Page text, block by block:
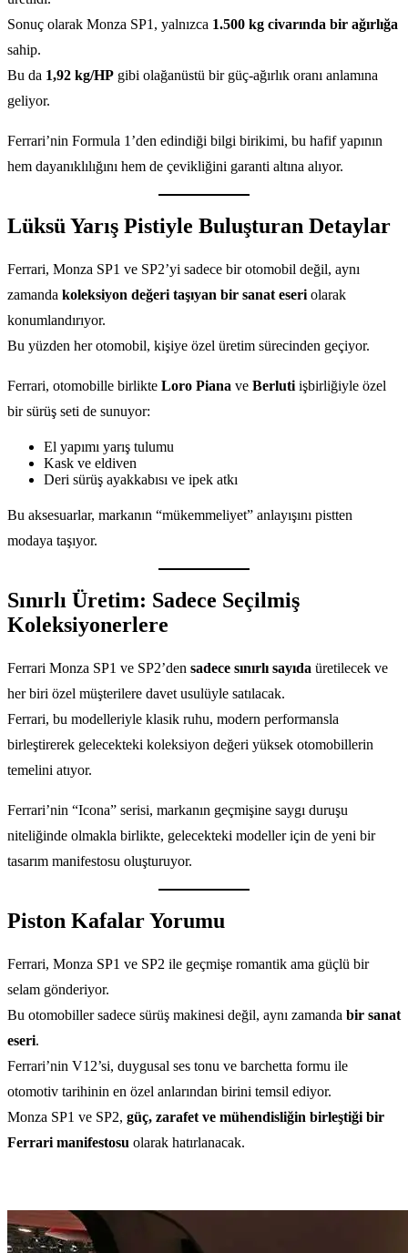
Sonuç olarak Monza SP1, yalnızca 1.500 kg civarında bir ağırlığa
sahip.
Bu da 1,92 kg/HP gibi olağanüstü bir güç-ağırlık oranı anlamına
geliyor.
Ferrari’nin Formula 1’den edindiği bilgi birikimi, bu hafif yapının
hem dayanıklılığını hem de çevikliğini garanti altına alıyor.
Lüksü Yarış Pistiyle Buluşturan Detaylar
Ferrari, Monza SP1 ve SP2’yi sadece bir otomobil değil, aynı
zamanda koleksiyon değeri taşıyan bir sanat eseri olarak
konumlandırıyor.
Bu yüzden her otomobil, kişiye özel üretim sürecinden geçiyor.
Ferrari, otomobille birlikte Loro Piana ve Berluti işbirliğiyle özel
bir sürüş seti de sunuyor:
El yapımı yarış tulumu
Kask ve eldiven
Deri sürüş ayakkabısı ve ipek atkı
Bu aksesuarlar, markanın “mükemmeliyet” anlayışını pistten
modaya taşıyor.
Sınırlı Üretim: Sadece Seçilmiş
Koleksiyonerlere
Ferrari Monza SP1 ve SP2’den sadece sınırlı sayıda üretilecek ve
her biri özel müşterilere davet usulüyle satılacak.
Ferrari, bu modelleriyle klasik ruhu, modern performansla
birleştirerek gelecekteki koleksiyon değeri yüksek otomobillerin
temelini atıyor.
Ferrari’nin “Icona” serisi, markanın geçmişine saygı duruşu
niteliğinde olmakla birlikte, gelecekteki modeller için de yeni bir
tasarım manifestosu oluşturuyor.
Piston Kafalar Yorumu
Ferrari, Monza SP1 ve SP2 ile geçmişe romantik ama güçlü bir
selam gönderiyor.
Bu otomobiller sadece sürüş makinesi değil, aynı zamanda bir sanat
eseri.
Ferrari’nin V12’si, duygusal ses tonu ve barchetta formu ile
otomotiv tarihinin en özel anlarından birini temsil ediyor.
Monza SP1 ve SP2, güç, zarafet ve mühendisliğin birleştiği bir
Ferrari manifestosu olarak hatırlanacak.